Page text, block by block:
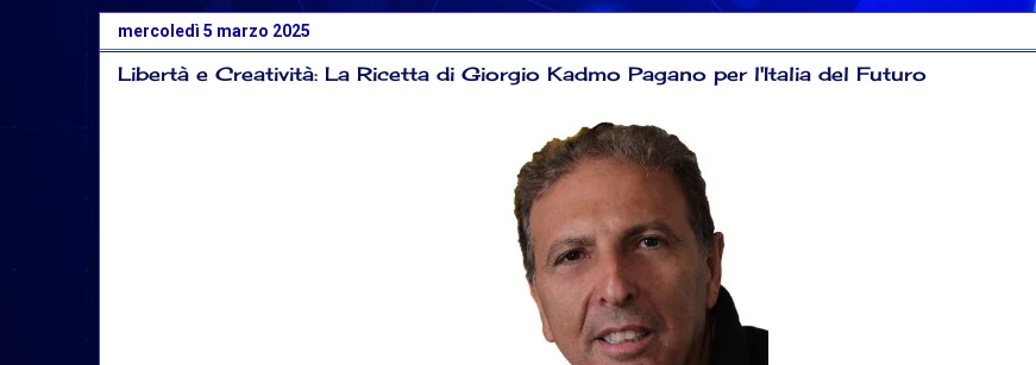
mercoledì 5 marzo 2025
Libertà e Creatività: La Ricetta di Giorgio Kadmo Pagano per l'Italia del Futuro